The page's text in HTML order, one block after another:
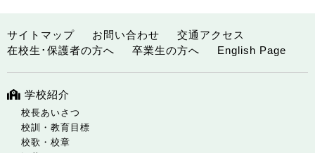
サイトマップ お問い合わせ
交通アクセス
在校生･保護者の方へ
卒業生の方へ English Page
学校紹介
校長あいさつ
校訓・教育目標
校歌・校章